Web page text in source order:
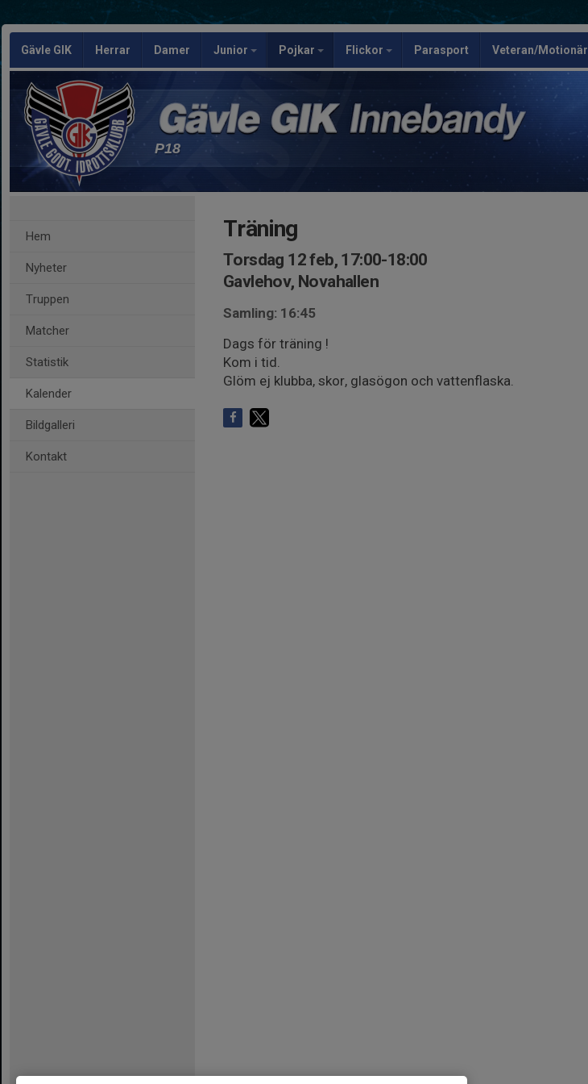
Gävle GIK Herrar Damer Junior Pojkar Flickor Parasport Veteran/Motionär
P18
Hem
Nyheter
Truppen
Matcher
Statistik
Kalender
Bildgalleri
Kontakt
Träning
Torsdag 12 feb, 17:00-18:00
Gavlehov, Novahallen
Samling: 16:45
Dags för träning !
Kom i tid.
Glöm ej klubba, skor, glasögon och vattenflaska.